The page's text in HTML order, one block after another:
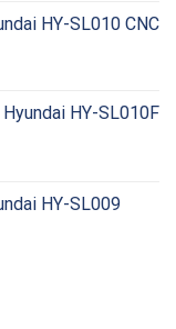
HY-SL010 CNC
HY-SL010F
HY-SL009